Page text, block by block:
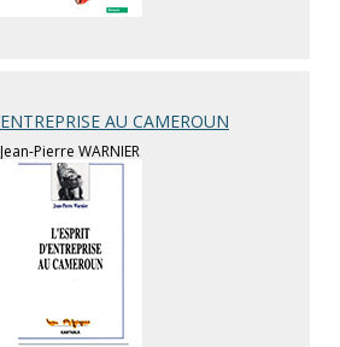
AU CAMEROUN
Jean-Pierre WARNIER